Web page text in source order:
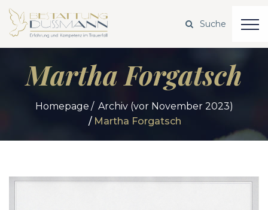
Martha Forgatsch
Homepage
Archiv (vor November 2023)
Martha Forgatsch